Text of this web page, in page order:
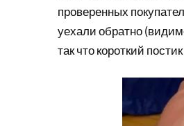
проверенных
уехали обратно
так что короткий